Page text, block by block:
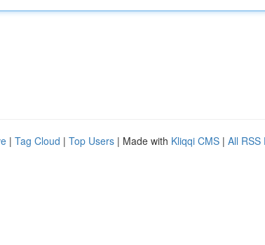
| Tag Cloud | Top Users | Made with Kliqqi CMS | All RSS